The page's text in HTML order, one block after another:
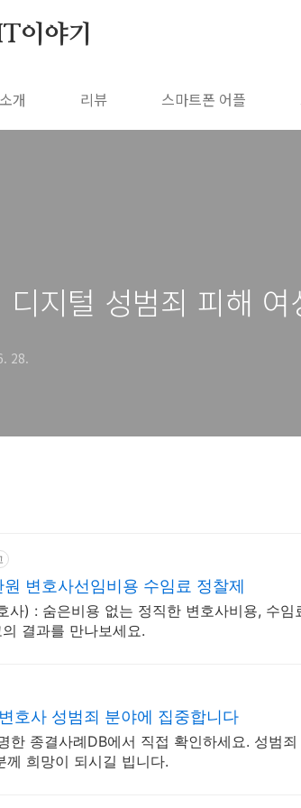
이야기
소개 리뷰 스마트폰 어플
디지털 성범죄 피해
28.
변호사선임비용 수임료 정찰제
사) : 숨은비용 없는 정직한 변호사비용, 수임
결과를 만나보세요.
호사 성범죄 분야에 집중합니다
한 종결사례DB에서 직접 확인하세요. 성범
께 희망이 되시길 빕니다.